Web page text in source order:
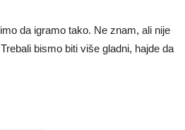
da igramo tako. Ne znam, ali nije
bismo biti više gladni, hajde da